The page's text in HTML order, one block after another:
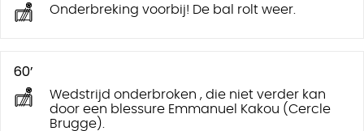
Onderbreking voorbij! De bal rolt weer.
60’
Wedstrijd onderbroken , die niet verder kan
door een blessure Emmanuel Kakou (Cercle
Brugge).